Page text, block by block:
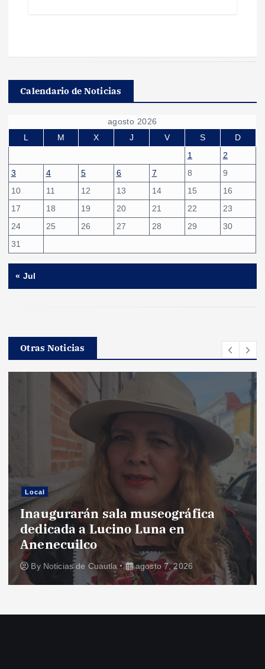
Calendario de Noticias
agosto 2026
L
M X J V S
D
1
2
3
4 5 6 7 8
9
10
11 12 13 14 15
16
17
18 19 20 21 22
23
24
25 26 27 28 29
30
31
« Jul
Otras Noticias
Local
Inaugurarán sala museográfica
dedicada a Lucino Luna en
Anenecuilco
By Noticias de Cuautla agosto 7, 2026